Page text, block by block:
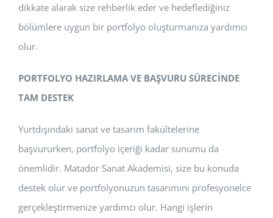
dikkate alarak size rehberlik eder ve hedeflediğiniz
bölümlere uygun bir portfolyo oluşturmanıza yardımcı
olur.
PORTFOLYO HAZIRLAMA VE BAŞVURU SÜRECİNDE
TAM DESTEK
Yurtdışındaki sanat ve tasarım fakültelerine
başvururken, portfolyo içeriği kadar sunumu da
önemlidir. Matador Sanat Akademisi, size bu konuda
destek olur ve portfolyonuzun tasarımını profesyonelce
gerçekleştirmenize yardımcı olur. Hangi işlerin